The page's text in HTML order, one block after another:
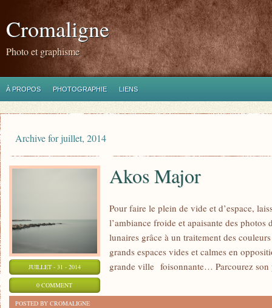
Cromaligne
Photo et graphisme
À PROPOS PHOTOGRAPHIE LIENS
Archive for juillet, 2014
JUILLET - 31 - 2014
0 COMMENT
Akos Major
Pour faire le plein de vide et d’espace,
l’ambiance froide et apaisante des photos
lunaires grâce à un traitement des
grands espaces vides et calmes en
grande ville foisonnante… Parcourez son
POSTED BY CROMALIGNE